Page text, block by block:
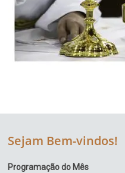
Sejam Bem-vindos!
Programação do Mês